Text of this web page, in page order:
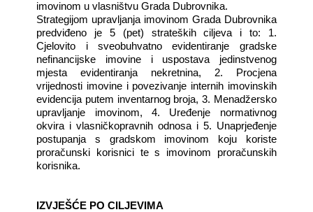
imovinom u vlasništvu Grada Dubrovnika.
Strategijom upravljanja imovinom Grada Dubrovnika
predviđeno je 5 (pet) strateških ciljeva i to: 1.
Cjelovito i sveobuhvatno evidentiranje gradske
nefinancijske imovine i uspostava jedinstvenog
mjesta evidentiranja nekretnina, 2. Procjena
vrijednosti imovine i povezivanje internih imovinskih
evidencija putem inventarnog broja, 3. Menadžersko
upravljanje imovinom, 4. Uređenje normativnog
okvira i vlasničkopravnih odnosa i 5. Unaprjeđenje
postupanja s gradskom imovinom koju koriste
proračunski korisnici te s imovinom proračunskih
korisnika.
IZVJEŠĆE PO CILJEVIMA